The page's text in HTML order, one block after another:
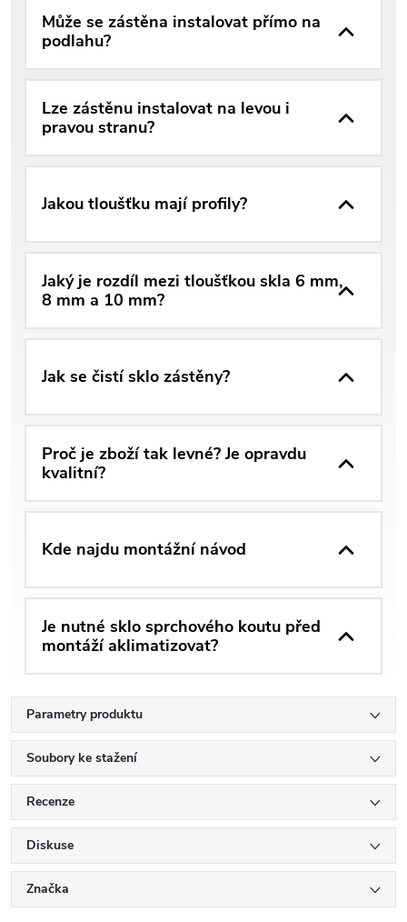
Může se zástěna instalovat přímo na
podlahu?
Lze zástěnu instalovat na levou i
pravou stranu?
Jakou tloušťku mají profily?
Jaký je rozdíl mezi tloušťkou skla 6 mm,
8 mm a 10 mm?
Jak se čistí sklo zástěny?
Proč je zboží tak levné? Je opravdu
kvalitní?
Kde najdu montážní návod
Je nutné sklo sprchového koutu před
montáží aklimatizovat?
Parametry produktu
Soubory ke stažení
Recenze
Diskuse
Značka